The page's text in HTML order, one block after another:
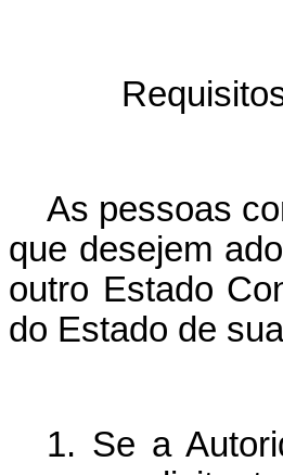
As pessoas
que desejem
outro Estado
do Estado de
1. Se a